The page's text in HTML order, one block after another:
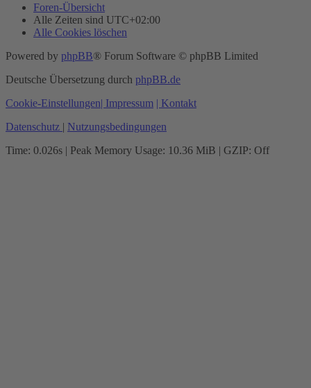
Foren-Übersicht
Alle Zeiten sind UTC+02:00
Alle Cookies löschen
Powered by phpBB® Forum Software © phpBB Limited
Deutsche Übersetzung durch phpBB.de
Cookie-Einstellungen| Impressum | Kontakt
Datenschutz | Nutzungsbedingungen
Time: 0.026s | Peak Memory Usage: 10.36 MiB | GZIP: Off